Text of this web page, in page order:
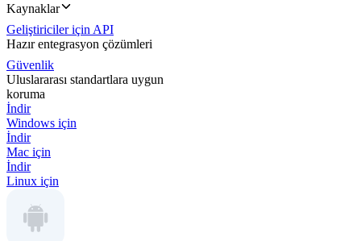
Kaynaklar
Geliştiriciler için API
Hazır entegrasyon çözümleri
Güvenlik
Uluslararası standartlara uygun
koruma
İndir
Windows için
İndir
Mac için
İndir
Linux için